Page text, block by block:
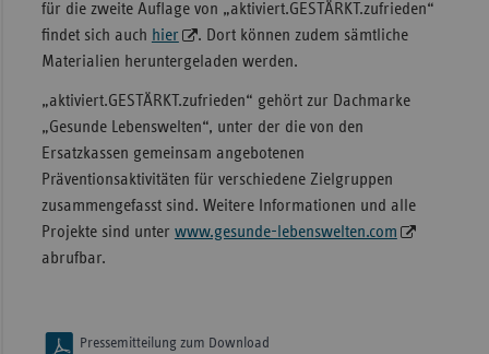
für die zweite Auflage von „aktiviert.GESTÄRKT.zufrieden“
findet sich auch hier
. Dort können zudem sämtliche
Materialien heruntergeladen werden.
„aktiviert.GESTÄRKT.zufrieden“ gehört zur Dachmarke
„Gesunde Lebenswelten“, unter der die von den
Ersatzkassen gemeinsam angebotenen
Präventionsaktivitäten für verschiedene Zielgruppen
zusammengefasst sind. Weitere Informationen und alle
Projekte sind unter www.gesunde-lebenswelten.com
abrufbar.
Pressemitteilung zum Download